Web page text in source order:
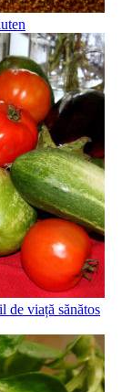
de viață sănătos